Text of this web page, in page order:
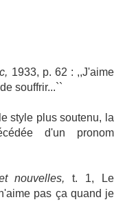
1933, p. 62 : ,,J'aime
souffrir...``
style plus soutenu, la
d'un pronom
nouvelles, t. 1, Le
pas ça quand je